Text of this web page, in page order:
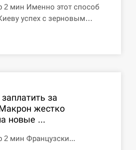
на сомнения…
российскую
и другие важные объекты…
2 мин Именно этот способ
успех с зерновым…
за
жестко
новые ...
2 мин Французски...